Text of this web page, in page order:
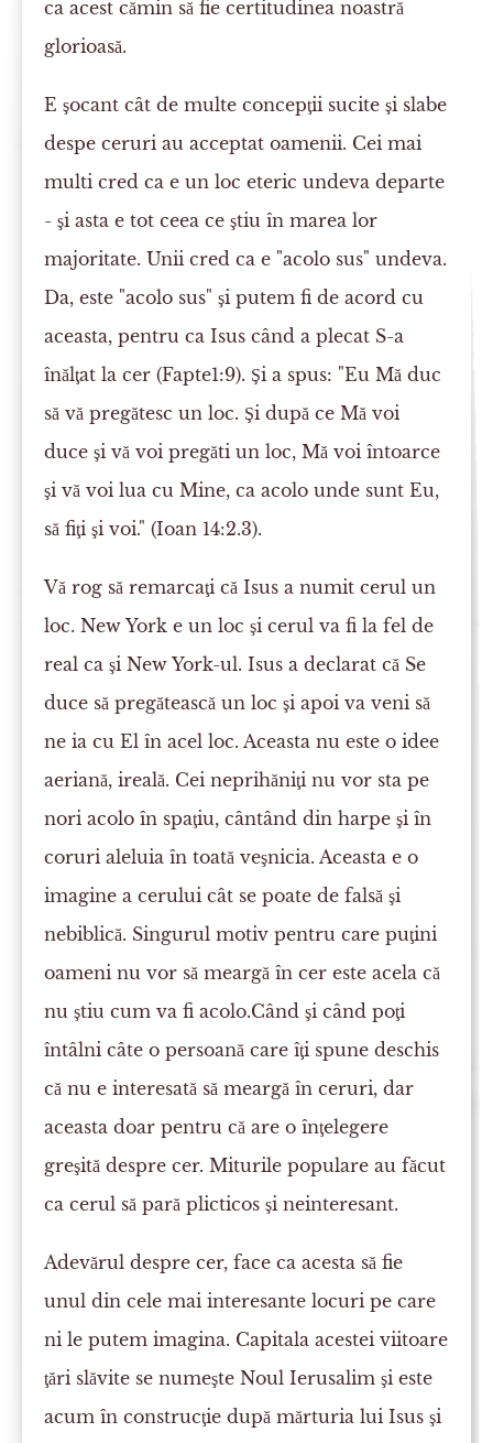
ca acest cămin să fie certitudinea noastră
glorioasă.
E şocant cât de multe concepţii sucite şi slabe
despe ceruri au acceptat oamenii. Cei mai
multi cred ca e un loc eteric undeva departe
- şi asta e tot ceea ce ştiu în marea lor
majoritate. Unii cred ca e "acolo sus" undeva.
Da, este "acolo sus" şi putem fi de acord cu
aceasta, pentru ca Isus când a plecat S-a
înălţat la cer (Fapte1:9). Şi a spus: "Eu Mă duc
să vă pregătesc un loc. Şi după ce Mă voi
duce şi vă voi pregăti un loc, Mă voi întoarce
şi vă voi lua cu Mine, ca acolo unde sunt Eu,
să fiţi şi voi." (Ioan 14:2.3).
Vă rog să remarcaţi că Isus a numit cerul un
loc. New York e un loc şi cerul va fi la fel de
real ca şi New York-ul. Isus a declarat că Se
duce să pregătească un loc şi apoi va veni să
ne ia cu El în acel loc. Aceasta nu este o idee
aeriană, ireală. Cei neprihăniţi nu vor sta pe
nori acolo în spaţiu, cântând din harpe şi în
coruri aleluia în toată veşnicia. Aceasta e o
imagine a cerului cât se poate de falsă şi
nebiblică. Singurul motiv pentru care puţini
oameni nu vor să meargă în cer este acela că
nu ştiu cum va fi acolo.Când şi când poţi
întâlni câte o persoană care îţi spune deschis
că nu e interesată să meargă în ceruri, dar
aceasta doar pentru că are o înţelegere
greşită despre cer. Miturile populare au făcut
ca cerul să pară plicticos şi neinteresant.
Adevărul despre cer, face ca acesta să fie
unul din cele mai interesante locuri pe care
ni le putem imagina. Capitala acestei viitoare
ţări slăvite se numeşte Noul Ierusalim şi este
acum în construcţie după mărturia lui Isus şi